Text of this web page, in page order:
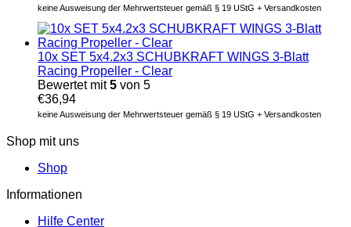
keine Ausweisung der Mehrwertsteuer gemäß § 19 UStG + Versandkosten
10x SET 5x4.2x3 SCHUBKRAFT WINGS 3-Blatt
Racing Propeller - Clear
Bewertet mit5 von 5
€36,94
keine Ausweisung der Mehrwertsteuer gemäß § 19 UStG + Versandkosten
Shop mit uns
Shop
Informationen
Hilfe Center